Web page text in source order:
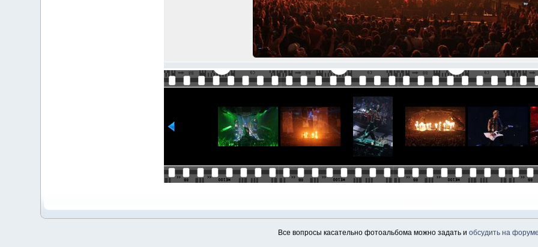
Все вопросы касательно фотоальбома можно задать и обсудить на